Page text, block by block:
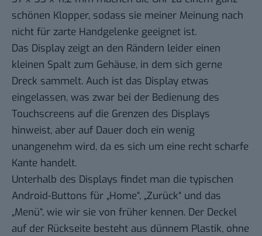
schönen Klopper, sodass sie meiner Meinung nach
nicht für zarte Handgelenke geeignet ist.
Das Display zeigt an den Rändern leider einen
kleinen Spalt zum Gehäuse, in dem sich gerne
Dreck sammelt. Auch ist das Display etwas
eingelassen, was zwar bei der Bedienung des
Touchscreens auf die Grenzen des Displays
hinweist, aber auf Dauer doch ein wenig
unangenehm wird, da es sich um eine recht scharfe
Kante handelt.
Unterhalb des Displays findet man die typischen
Android-Buttons für „Home“, „Zurück“ und das
„Menü“, wie wir sie von früher kennen. Der Deckel
auf der Rückseite besteht aus dünnem Plastik, ohne